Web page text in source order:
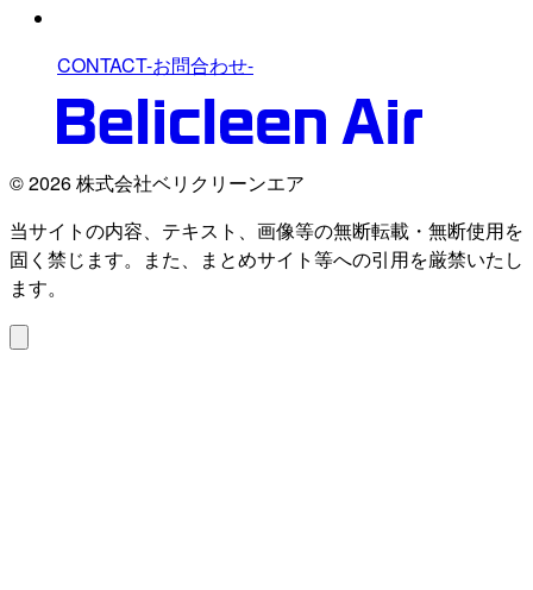
CONTACT-お問合わせ-
© 2026 株式会社ベリクリーンエア
当サイトの内容、テキスト、画像等の無断転載・無断使用を
固く禁じます。また、まとめサイト等への引用を厳禁いたし
ます。